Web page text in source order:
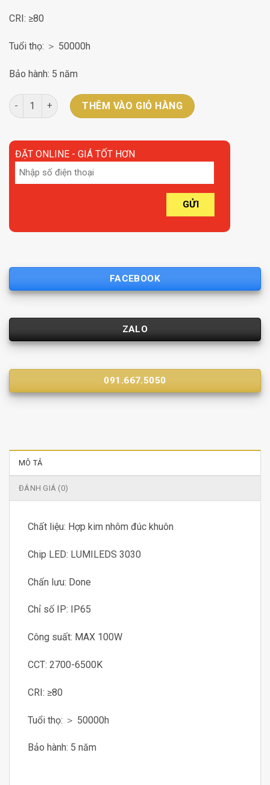
CRI: ≥80
Tuổi thọ: ＞ 50000h
Bảo hành: 5 năm
Đèn sân vườn DLG-LED-035 số lượng
THÊM VÀO GIỎ HÀNG
ĐẶT ONLINE - GIÁ TỐT HƠN
FACEBOOK
ZALO
091.667.5050
MÔ TẢ
ĐÁNH GIÁ (0)
Chất liệu: Hợp kim nhôm đúc khuôn
Chip LED: LUMILEDS 3030
Chấn lưu: Done
Chỉ số IP: IP65
Công suất: MAX 100W
CCT: 2700-6500K
CRI: ≥80
Tuổi thọ: ＞ 50000h
Bảo hành: 5 năm